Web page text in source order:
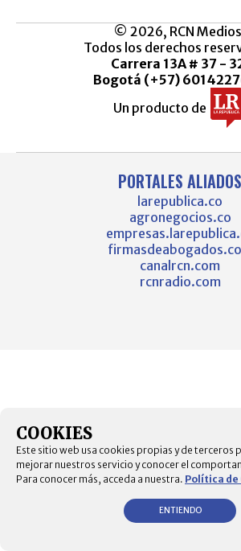
© 2026, RCN
Todos los derechos
Carrera 13A # 37 -
Bogotá (+57)
Un producto de
PORTALES ALIADOS
larepublica.co
agronegocios.co
canalrcn.com
rcnradio.com
COOKIES
Este sitio web usa cookies propias y de terceros
mejorar nuestros servicio y conocer el
Para conocer más, acceda a nuestra. Política de
ENTIENDO